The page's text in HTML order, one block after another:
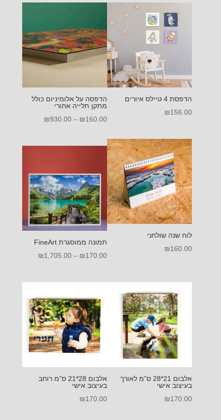
הדפסת 4 טיילס איורים
₪156.00
הדפסה על אלומיניום כולל
מתקן תלייה אחורי
₪160.00
–
₪930.00
לוח שנה שולחני
₪160.00
תמונה ממוסגרת FineArt
₪170.00
–
₪1,705.00
⁦₪1,705.00⁩
אלבום 21*28 ס”מ לאורך
בעיצוב אישי
₪170.00
אלבום 28*21 ס”מ רוחב
בעיצוב אישי
₪170.00